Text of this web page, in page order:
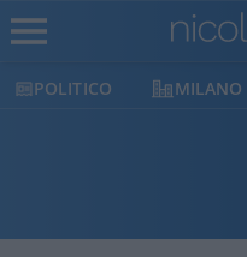
POLITICO MILANO